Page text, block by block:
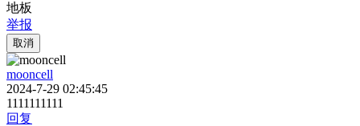
地板
举报
取消
mooncell
2024-7-29 02:45:45
1111111111
回复